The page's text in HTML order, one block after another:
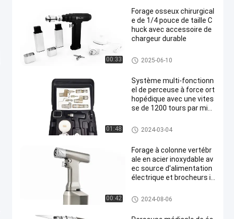
00:33
Forage osseux chirurgical
e de 1/4 pouce de taille C
huck avec accessoire de
chargeur durable
Perceuse chirurgicale d'os
2025-06-10
01:48
Système multi-fonctionn
el de perceuse à force ort
hopédique avec une vites
se de 1200 tours par min
Système multifonctionnel de s
cie de perceuse
2024-03-04
00:42
Forage à colonne vertébr
ale en acier inoxydable av
ec source d'alimentation
électrique et brocheurs in
Perceuse d'épine
2024-08-06